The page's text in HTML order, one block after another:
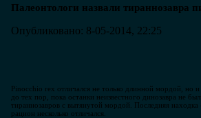
Палеонтологи назвали тираннозавра
Опубликовано: 8-05-2014, 22:25
Pinocchio rex отличался не только длинной мордой, но
до тех пор, пока останки неизвестного динозавра не
тираннозавров с вытянутой мордой. Последняя
рацион несколько отличался.